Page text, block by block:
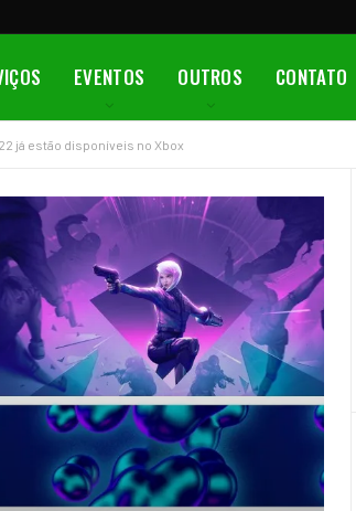
EVENTOS OUTROS CONTATO
já estão disponíveis no Xbox